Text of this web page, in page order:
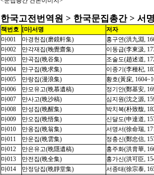
한국고전번역원 > 한국문집총간 > 서
책번호 [마]서명 저자
마001
마경헌집(磨鏡軒集) 홍구연(洪九淵,
마002
만각재집(晚覺齋集) 이동급(李東汲,
마003
만곡집(晩谷集) 조술도(趙述道,
마004
만구집(晩求集) 이종기(李種杞,
마005
만랑집(漫浪集) 황호(黃㦿,
마006
만모유고(晩慕遺稿) 정기안(鄭基安,
마007
만사고(晩沙稿) 심지원(沈之源,
마008
만성집(晩醒集) 박치복(朴致馥,
마009
만오집(晩悟集) 신달도(申達道,
마010
만옹집(晩翁集) 서명서(徐命瑞,
마011
만운집(晩雲集) 정충신(鄭忠信,
마012
만은유고(晩隱遺稿) 홍주화(洪胄華,
마013
만전집(晩全集) 홍가신(洪可臣,
마014
만정당집(晩靜堂集) 서종태(徐宗泰,